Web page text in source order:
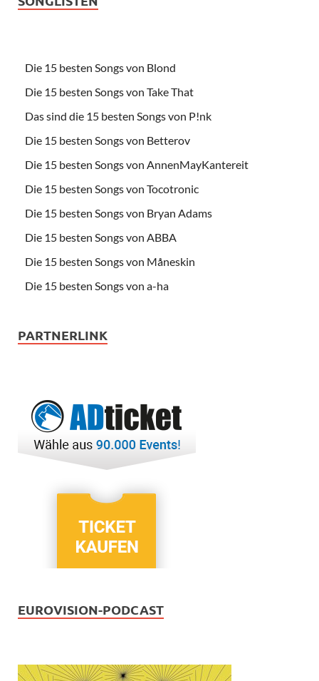
Die 15 besten Songs von Blond
Die 15 besten Songs von Take That
Das sind die 15 besten Songs von P!nk
Die 15 besten Songs von Betterov
Die 15 besten Songs von AnnenMayKantereit
Die 15 besten Songs von Tocotronic
Die 15 besten Songs von Bryan Adams
Die 15 besten Songs von ABBA
Die 15 besten Songs von Måneskin
Die 15 besten Songs von a-ha
PARTNERLINK
EUROVISION-PODCAST